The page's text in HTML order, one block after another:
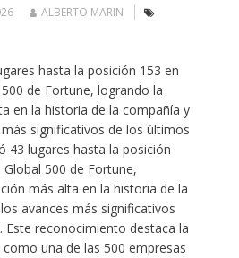
ALBERTO MARIN
hasta la posición 153 en
de Fortune, logrando la
en la historia de la compañía y
significativos de los últimos
43 lugares hasta la posición
500 de Fortune,
más alta en la historia de la
avances más significativos
Este reconocimiento destaca la
una de las 500 empresas